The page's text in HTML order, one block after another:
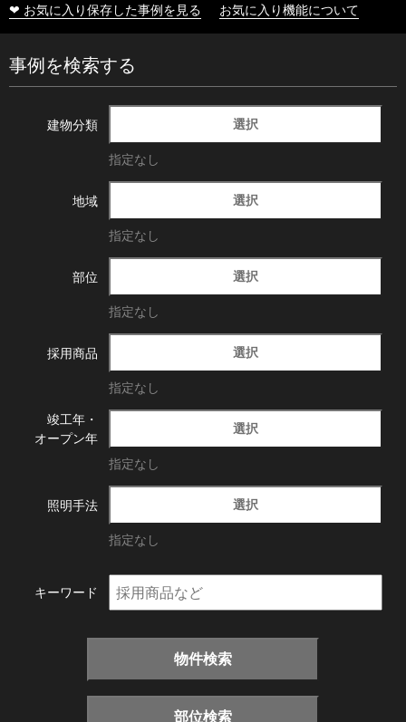
❤ お気に入り保存した事例を見る お気に入り機能について
事例を検索する
建物分類 選択
指定なし
地域 選択
指定なし
部位 選択
指定なし
採用商品 選択
指定なし
竣工年・
オープン年
選択
指定なし
照明手法 選択
指定なし
キーワード
物件検索
部位検索